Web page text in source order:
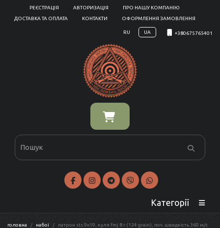
РЕЄСТРАЦІЯ АВТОРИЗАЦІЯ
ПРО НАШУ КОМПАНІЮ
ДОСТАВКА ТА ОПЛАТА
КОНТАКТИ ОФОРМЛЕННЯ ЗАМОВЛЕННЯ
RU UA +380675765401
Категорії
головна набої патрон sts 9x19, куля fmj 8 г (124 grain), поч. швидкість 360 м/с